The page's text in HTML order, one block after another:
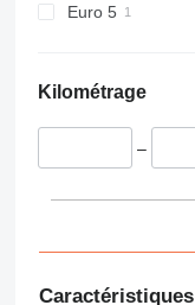
918
928
930
962
Euro 5
Kilométrage
–
Caractéristiques